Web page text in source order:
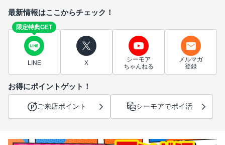
最新情報はここからチェック！
限定特典GET
LINE X
シーモア
ちゃんねる
メルマガ
登録
お得にポイントゲット！
ご来店ポイント シーモアでポイ活